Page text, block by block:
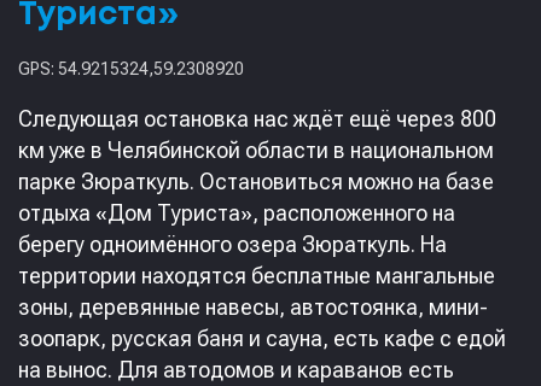
Туриста»
GPS: 54.9215324,59.2308920
Следующая остановка нас ждёт ещё через 800
км уже в Челябинской области в национальном
парке Зюраткуль. Остановиться можно на базе
отдыха «Дом Туриста», расположенного на
берегу одноимённого озера Зюраткуль. На
территории находятся бесплатные мангальные
зоны, деревянные навесы, автостоянка, мини-
зоопарк, русская баня и сауна, есть кафе с едой
на вынос. Для автодомов и караванов есть